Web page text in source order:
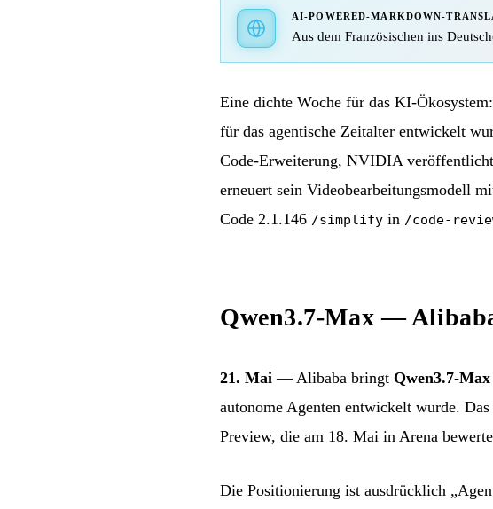
AI-POWERED-MARKDOWN-
Aus dem Französischen ins
Eine dichte Woche für das KI-
für das agentische Zeitalter entwickelt
Code-Erweiterung, NVIDIA
erneuert sein Videobearbeitungsmodell
Code 2.1.146 /simplify in /code-
Qwen3.7-Max —
21. Mai — Alibaba bringt Qwen3.7-Max
autonome Agenten entwickelt wurde.
Preview, die am 18. Mai in Arena
Die Positionierung ist ausdrücklich